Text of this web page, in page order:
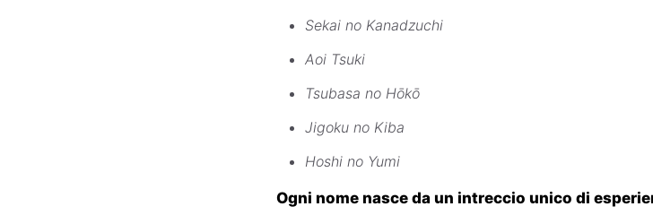
Sekai no Kanadzuchi
Aoi Tsuki
Tsubasa no Hōkō
Jigoku no Kiba
Hoshi no Yumi
Ogni nome nasce da un intreccio unico di